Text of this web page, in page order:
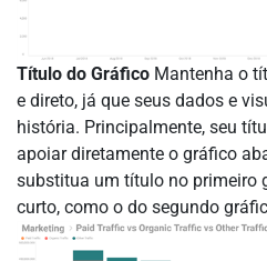
Título do Gráfico Mantenha o
e direto, já que seus dados e
história. Principalmente, seu
apoiar diretamente o gráfico
substitua um título no primeiro
curto, como o do segundo